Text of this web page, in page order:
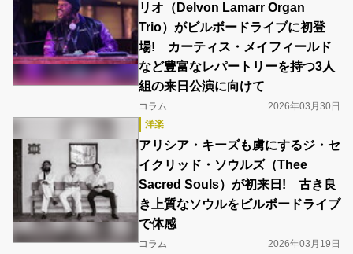
リオ（Delvon Lamarr Organ
Trio）がビルボードライブに初登
場! カーティス・メイフィールド
など豊富なレパートリーを持つ3人
組の来日公演に向けて
コラム
2026年03月30日
洋楽
アリシア・キーズも虜にするジ・セ
イクリッド・ソウルズ（Thee
Sacred Souls）が初来日! 古き良
き上質なソウルをビルボードライブ
で体感
コラム
2026年03月19日